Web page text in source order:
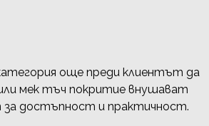
още преди клиентът да
мек тъч покритие внушават
за достъпност и практичност.